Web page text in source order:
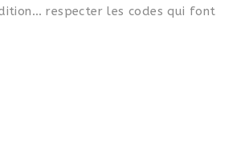
respecter les codes qui font